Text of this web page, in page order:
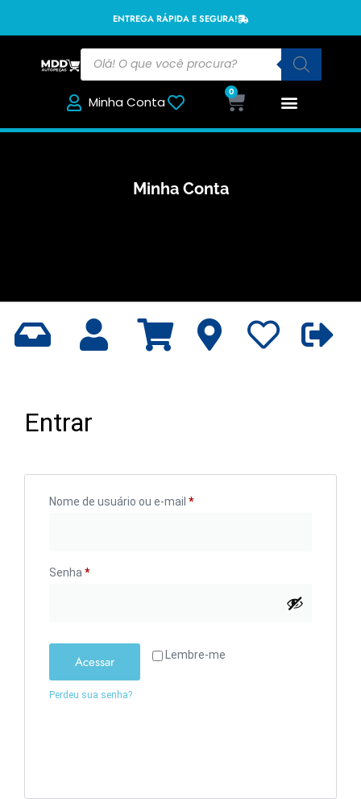
ENTREGA RÁPIDA E SEGURA!
Minha Conta
0
Minha Conta
Entrar
Nome de usuário ou e-mail *
Senha *
Lembre-me
Acessar
Perdeu sua senha?